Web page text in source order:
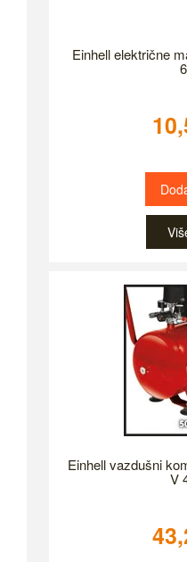
Einhell električne
Einhell vazdušni
V